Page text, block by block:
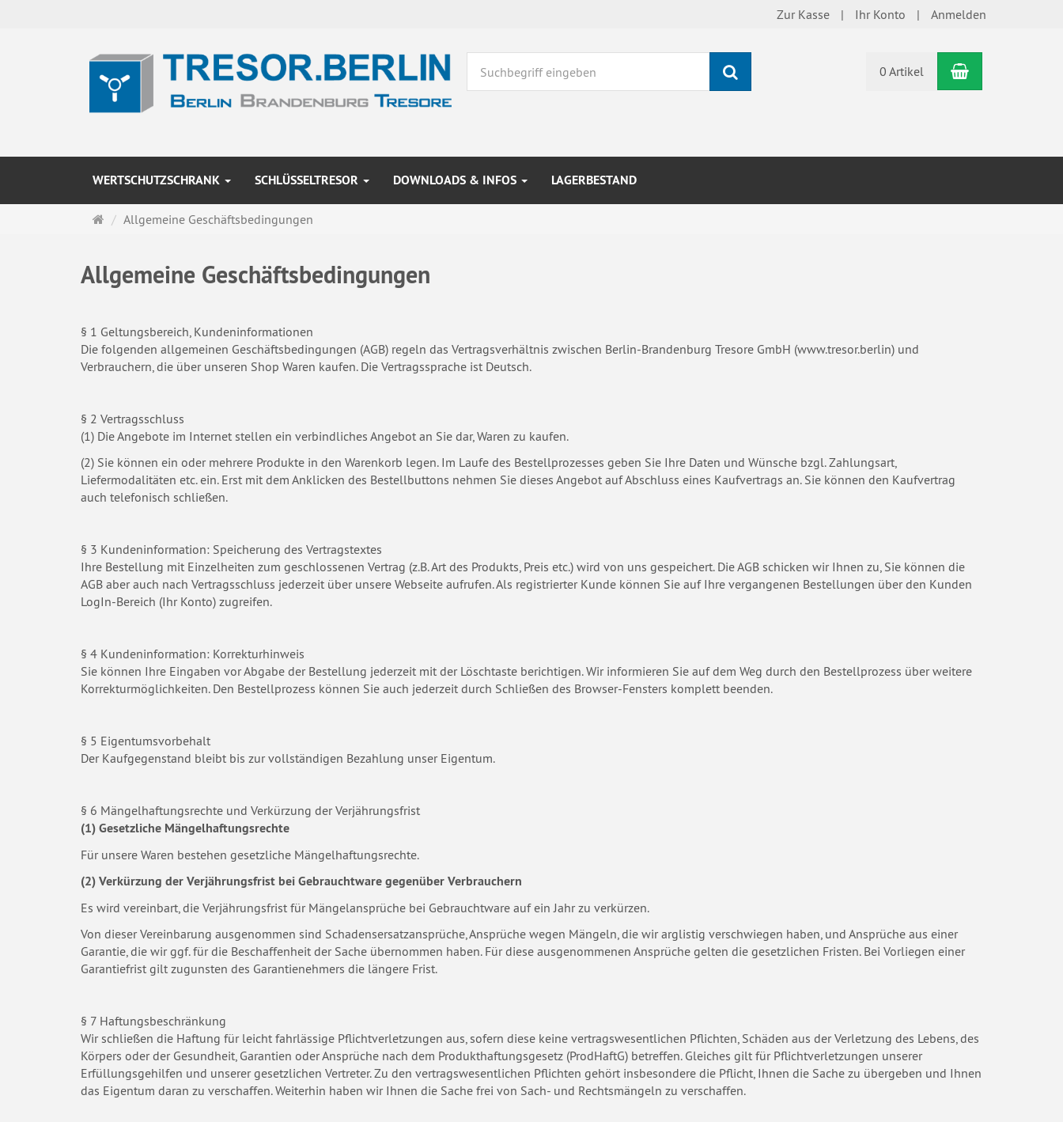
Zur Kasse Ihr Konto Anmelden
0 Artikel Warenkorb
WERTSCHUTZSCHRANK SCHLÜSSELTRESOR DOWNLOADS & INFOS LAGERBESTAND
Startseite
Allgemeine Geschäftsbedingungen
Allgemeine Geschäftsbedingungen
§ 1 Geltungsbereich, Kundeninformationen
Die folgenden allgemeinen Geschäftsbedingungen (AGB) regeln das Vertragsverhältnis zwischen Berlin-Brandenburg Tresore GmbH (www.tresor.berlin) und
Verbrauchern, die über unseren Shop Waren kaufen. Die Vertragssprache ist Deutsch.
§ 2 Vertragsschluss
(1) Die Angebote im Internet stellen ein verbindliches Angebot an Sie dar, Waren zu kaufen.
(2) Sie können ein oder mehrere Produkte in den Warenkorb legen. Im Laufe des Bestellprozesses geben Sie Ihre Daten und Wünsche bzgl. Zahlungsart,
Liefermodalitäten etc. ein. Erst mit dem Anklicken des Bestellbuttons nehmen Sie dieses Angebot auf Abschluss eines Kaufvertrags an. Sie können den Kaufvertrag
auch telefonisch schließen.
§ 3 Kundeninformation: Speicherung des Vertragstextes
Ihre Bestellung mit Einzelheiten zum geschlossenen Vertrag (z.B. Art des Produkts, Preis etc.) wird von uns gespeichert. Die AGB schicken wir Ihnen zu, Sie können die
AGB aber auch nach Vertragsschluss jederzeit über unsere Webseite aufrufen. Als registrierter Kunde können Sie auf Ihre vergangenen Bestellungen über den Kunden
LogIn-Bereich (Ihr Konto) zugreifen.
§ 4 Kundeninformation: Korrekturhinweis
Sie können Ihre Eingaben vor Abgabe der Bestellung jederzeit mit der Löschtaste berichtigen. Wir informieren Sie auf dem Weg durch den Bestellprozess über weitere
Korrekturmöglichkeiten. Den Bestellprozess können Sie auch jederzeit durch Schließen des Browser-Fensters komplett beenden.
§ 5 Eigentumsvorbehalt
Der Kaufgegenstand bleibt bis zur vollständigen Bezahlung unser Eigentum.
§ 6 Mängelhaftungsrechte und Verkürzung der Verjährungsfrist
(1) Gesetzliche Mängelhaftungsrechte
Für unsere Waren bestehen gesetzliche Mängelhaftungsrechte.
(2) Verkürzung der Verjährungsfrist bei Gebrauchtware gegenüber Verbrauchern
Es wird vereinbart, die Verjährungsfrist für Mängelansprüche bei Gebrauchtware auf ein Jahr zu verkürzen.
Von dieser Vereinbarung ausgenommen sind Schadensersatzansprüche, Ansprüche wegen Mängeln, die wir arglistig verschwiegen haben, und Ansprüche aus einer
Garantie, die wir ggf. für die Beschaffenheit der Sache übernommen haben. Für diese ausgenommenen Ansprüche gelten die gesetzlichen Fristen. Bei Vorliegen einer
Garantiefrist gilt zugunsten des Garantienehmers die längere Frist.
§ 7 Haftungsbeschränkung
Wir schließen die Haftung für leicht fahrlässige Pflichtverletzungen aus, sofern diese keine vertragswesentlichen Pflichten, Schäden aus der Verletzung des Lebens, des
Körpers oder der Gesundheit, Garantien oder Ansprüche nach dem Produkthaftungsgesetz (ProdHaftG) betreffen. Gleiches gilt für Pflichtverletzungen unserer
Erfüllungsgehilfen und unserer gesetzlichen Vertreter. Zu den vertragswesentlichen Pflichten gehört insbesondere die Pflicht, Ihnen die Sache zu übergeben und Ihnen
das Eigentum daran zu verschaffen. Weiterhin haben wir Ihnen die Sache frei von Sach- und Rechtsmängeln zu verschaffen.